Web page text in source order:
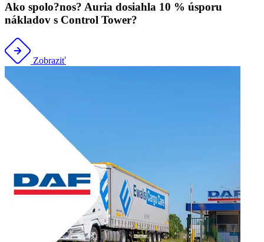
Ako spolo?nos? Auria dosiahla 10 % úsporu
nákladov s Control Tower?
Zobraziť